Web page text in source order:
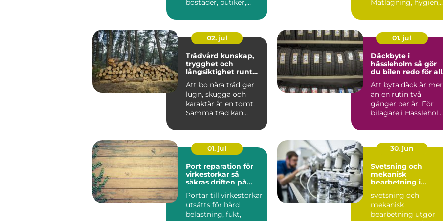
bostäder, butiker,
byggnader. Sy...
Matlagning, hygien,
02. jul
Trädvård kunskap,
trygghet och
långsiktighet runt
Att bo nära träd ger
lugn, skugga och
karaktär åt en tomt.
Samma träd kan
stor...
01. jul
Däckbyte i
hässleholm så gör
du bilen redo för
Att byta däck är mer
än en rutin två
gånger per år. För
bilägare i
säkerhe...
01. jul
Port reparation för
virkestorkar så
säkras driften på
Portar till virkestorkar
utsätts för hård
belastning, fukt,
30. jun
Svetsning och
mekanisk
bearbetning i
svetsning och
mekanisk
bearbetning utgör